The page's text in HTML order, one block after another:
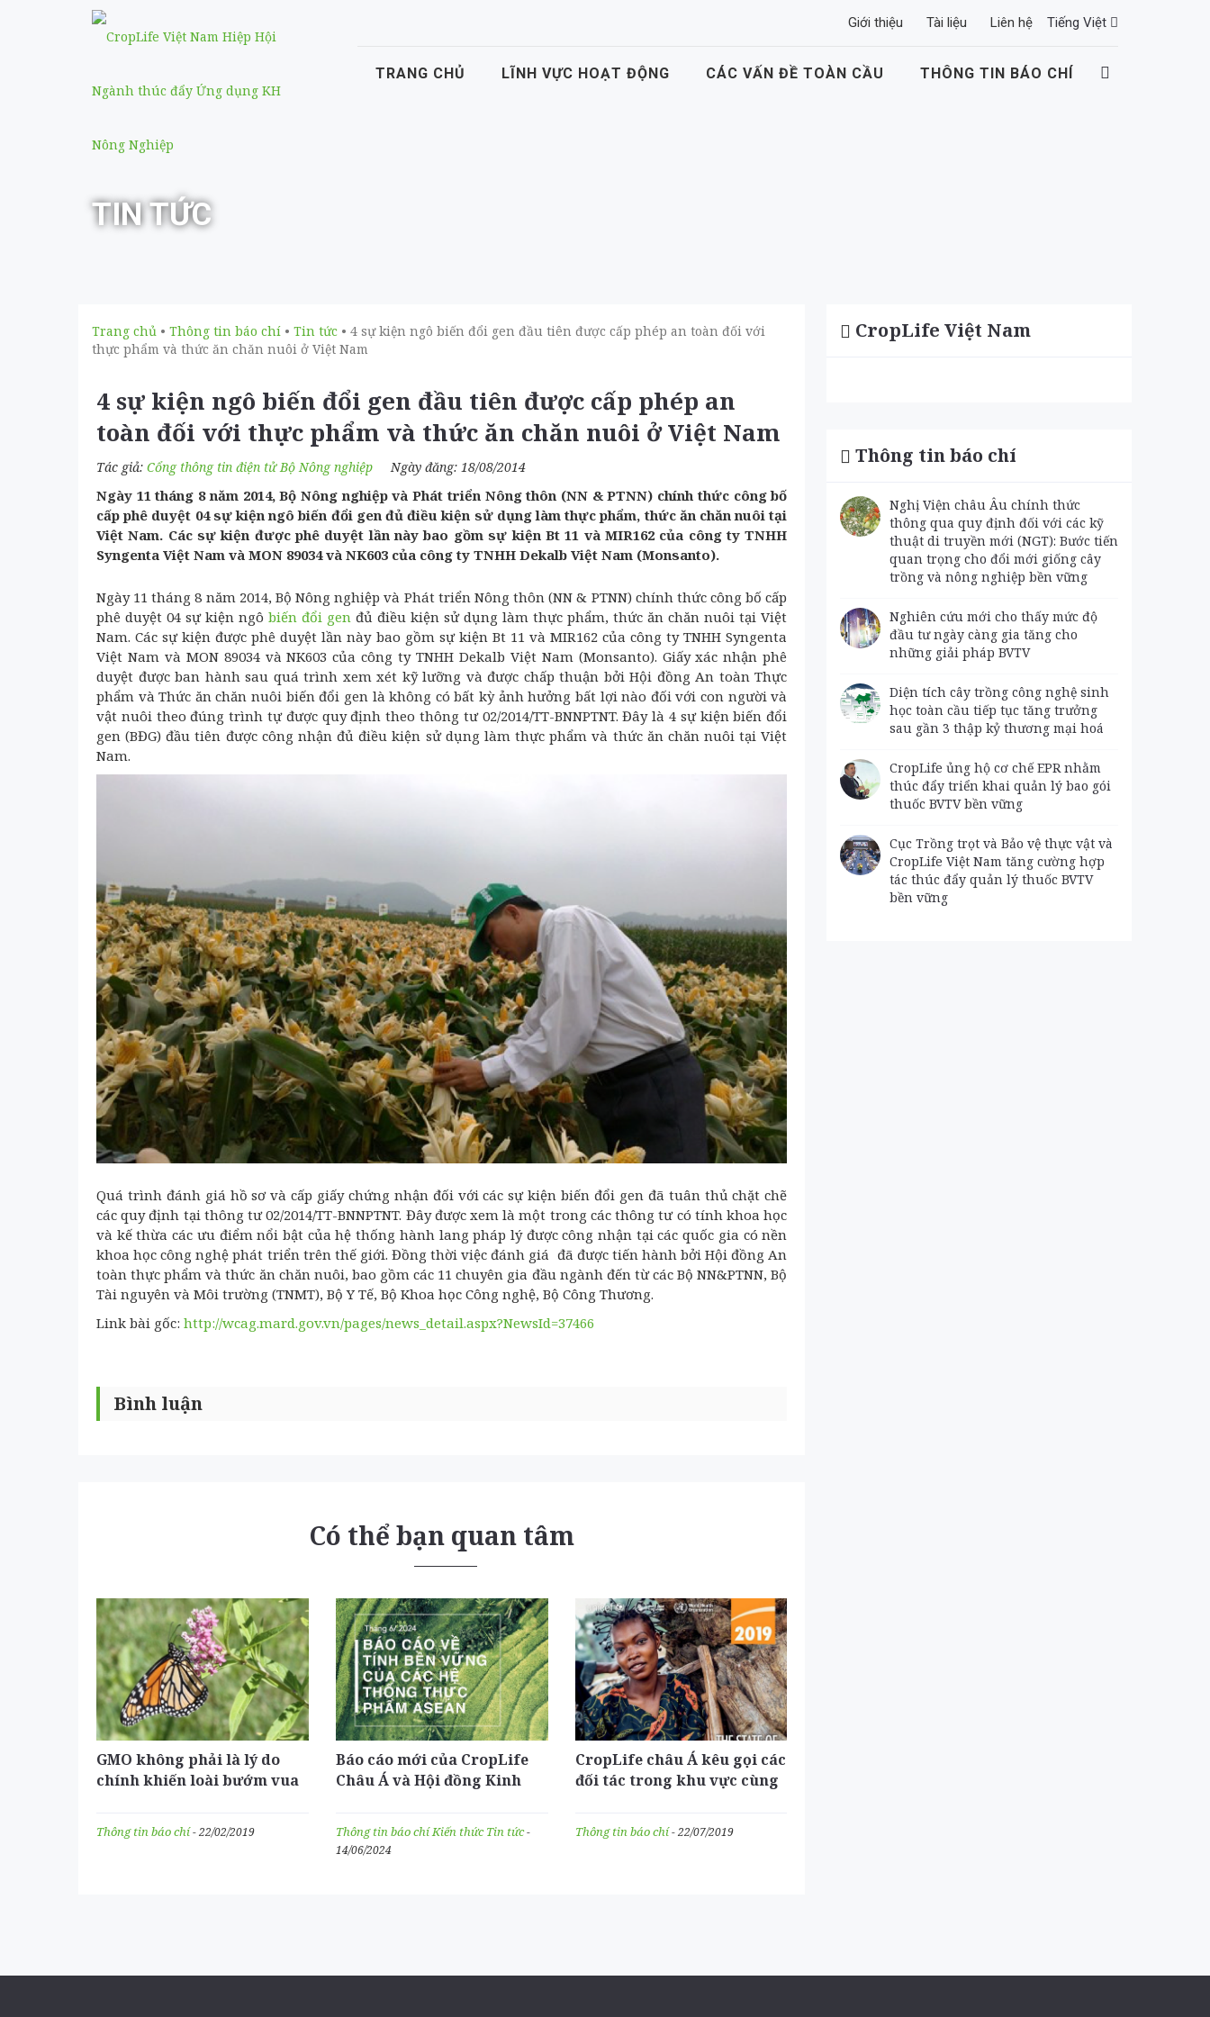
Giới thiệu Tài liệu Liên hệ Tiếng Việt
TRANG CHỦ LĨNH VỰC HOẠT ĐỘNG CÁC VẤN ĐỀ TOÀN CẦU THÔNG TIN BÁO CHÍ
TIN TỨC
Trang chủ • Thông tin báo chí • Tin tức • 4 sự kiện ngô biến đổi gen đầu tiên được cấp phép an toàn đối với
thực phẩm và thức ăn chăn nuôi ở Việt Nam
4 sự kiện ngô biến đổi gen đầu tiên được cấp phép an
toàn đối với thực phẩm và thức ăn chăn nuôi ở Việt Nam
Tác giả: Cổng thông tin điện tử Bộ Nông nghiệp Ngày đăng: 18/08/2014
Ngày 11 tháng 8 năm 2014, Bộ Nông nghiệp và Phát triển Nông thôn (NN & PTNN) chính thức công bố
cấp phê duyệt 04 sự kiện ngô biến đổi gen đủ điều kiện sử dụng làm thực phẩm, thức ăn chăn nuôi tại
Việt Nam. Các sự kiện được phê duyệt lần này bao gồm sự kiện Bt 11 và MIR162 của công ty TNHH
Syngenta Việt Nam và MON 89034 và NK603 của công ty TNHH Dekalb Việt Nam (Monsanto).
Ngày 11 tháng 8 năm 2014, Bộ Nông nghiệp và Phát triển Nông thôn (NN & PTNN) chính thức công bố cấp
phê duyệt 04 sự kiện ngôbiến đổi gen đủ điều kiện sử dụng làm thực phẩm, thức ăn chăn nuôi tại Việt
Nam. Các sự kiện được phê duyệt lần này bao gồm sự kiện Bt 11 và MIR162 của công ty TNHH Syngenta
Việt Nam và MON 89034 và NK603 của công ty TNHH Dekalb Việt Nam (Monsanto). Giấy xác nhận phê
duyệt được ban hành sau quá trình xem xét kỹ lưỡng và được chấp thuận bởi Hội đồng An toàn Thực
phẩm và Thức ăn chăn nuôi biến đổi gen là không có bất kỳ ảnh hưởng bất lợi nào đối với con người và
vật nuôi theo đúng trình tự được quy định theo thông tư 02/2014/TT-BNNPTNT. Đây là 4 sự kiện biến đổi
gen (BĐG) đầu tiên được công nhận đủ điều kiện sử dụng làm thực phẩm và thức ăn chăn nuôi tại Việt
Nam.
Quá trình đánh giá hồ sơ và cấp giấy chứng nhận đối với các sự kiện biến đổi gen đã tuân thủ chặt chẽ
các quy định tại thông tư 02/2014/TT-BNNPTNT. Đây được xem là một trong các thông tư có tính khoa học
và kế thừa các ưu điểm nổi bật của hệ thống hành lang pháp lý được công nhận tại các quốc gia có nền
khoa học công nghệ phát triển trên thế giới. Đồng thời việc đánh giá đã được tiến hành bởi Hội đồng An
toàn thực phẩm và thức ăn chăn nuôi, bao gồm các 11 chuyên gia đầu ngành đến từ các Bộ NN&PTNN, Bộ
Tài nguyên và Môi trường (TNMT), Bộ Y Tế, Bộ Khoa học Công nghệ, Bộ Công Thương.
Link bài gốc: http://wcag.mard.gov.vn/pages/news_detail.aspx?NewsId=37466
Bình luận
Có thể bạn quan tâm
GMO không phải là lý do
chính khiến loài bướm vua
Thông tin báo chí- 22/02/2019
Báo cáo mới của CropLife
Châu Á và Hội đồng Kinh
bật các giải pháp hướng tới
nông nghiệp bền vững ở
Đông Nam Á
Thông tin báo chíKiến thứcTin tức-
14/06/2024
CropLife châu Á kêu gọi các
đối tác trong khu vực cùng
hiện đang ở mức báo động
Thông tin báo chí- 22/07/2019
CropLife Việt Nam
Thông tin báo chí
Nghị Viện châu Âu chính thức
thông qua quy định đối với các kỹ
thuật di truyền mới (NGT): Bước tiến
quan trọng cho đổi mới giống cây
trồng và nông nghiệp bền vững
Nghiên cứu mới cho thấy mức độ
đầu tư ngày càng gia tăng cho
những giải pháp BVTV
Diện tích cây trồng công nghệ sinh
học toàn cầu tiếp tục tăng trưởng
sau gần 3 thập kỷ thương mại hoá
CropLife ủng hộ cơ chế EPR nhằm
thúc đẩy triển khai quản lý bao gói
thuốc BVTV bền vững
Cục Trồng trọt và Bảo vệ thực vật và
CropLife Việt Nam tăng cường hợp
tác thúc đẩy quản lý thuốc BVTV
bền vững